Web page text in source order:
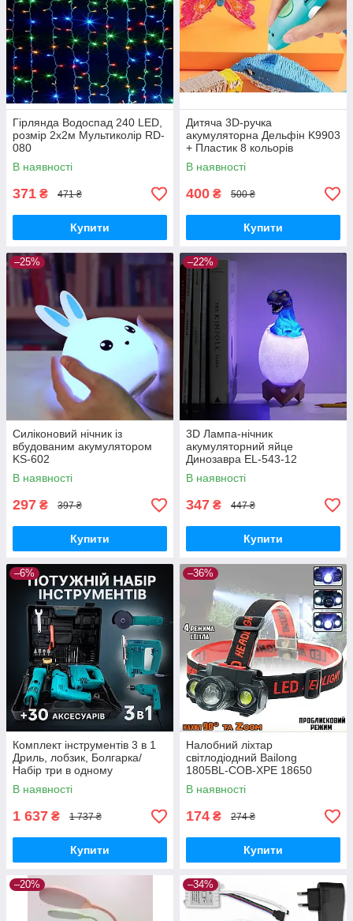
Гірлянда Водоспад 240 LED,
розмір 2х2м Мультиколір RD-
080
В наявності
371 ₴ 471 ₴
Купити
Дитяча 3D-ручка
акумуляторна Дельфін K9903
+ Пластик 8 кольорів
В наявності
400 ₴ 500 ₴
Купити
–25%
Силіконовий нічник із
вбудованим акумулятором
KS-602
В наявності
297 ₴ 397 ₴
Купити
–22%
3D Лампа-нічник
акумуляторний яйце
Динозавра EL-543-12
В наявності
347 ₴ 447 ₴
Купити
–6%
Комплект інструментів 3 в 1
Дриль, лобзик, Болгарка/
Набір три в одному
В наявності
1 637 ₴ 1 737 ₴
Купити
–36%
Налобний ліхтар
світлодіодний Bailong
1805BL-COB-XPE 18650
ліхтарик на голову,
акумуляторний, 4 режими
В наявності
174 ₴ 274 ₴
Купити
–20% –34%